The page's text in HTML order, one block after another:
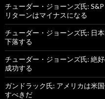
チューダー・ジョーンズ氏:
リターンはマイナスになる
チューダー・ジョーンズ氏: 日
下落する
チューダー・ジョーンズ氏: 絶
成功する
ガンドラック氏: アメリカは米
すべきだ